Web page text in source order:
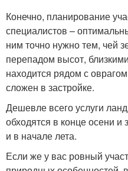
Конечно, планирование
специалистов –
ним точно нужно тем, чей
перепадом высот,
находится рядом с
сложен в застройке.
Дешевле всего услуги
обходятся в конце осени
и в начале лета.
Если же у вас ровный